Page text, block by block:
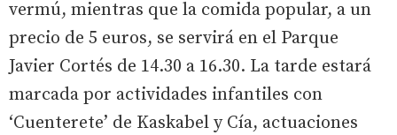
vermú, mientras que la comida popular, a un
precio de 5 euros, se servirá en el Parque
Javier Cortés de 14.30 a 16.30. La tarde estará
marcada por actividades infantiles con
‘Cuenterete’ de Kaskabel y Cía, actuaciones